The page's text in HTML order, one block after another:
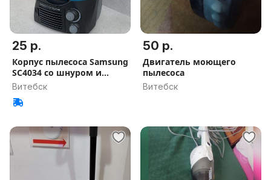
25 р.
Корпус пылесоса Samsung
SC4034 со шнуром и
фильтра
Витебск
50 р.
Двигатель моющего
пылесоса
Витебск